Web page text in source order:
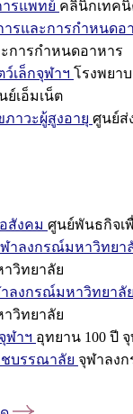
รแพทย์ คลินิกเทค
รและการกำหนดอ
การกำหนดอาหาร
เล็กจุฬาฯ โรงพยา
ย์เอ็มเน็ต
าวะผู้สูงอายุ ศูนย์ส่
สังคม ศูนย์พันธกิจเ
าลงกรณ์มหาวิทยา
วิทยาลัย
ลงกรณ์มหาวิทยาลัย
วิทยาลัย
ฬาฯ อุทยาน 100 ปี
บรรณาลัย จุฬาลง